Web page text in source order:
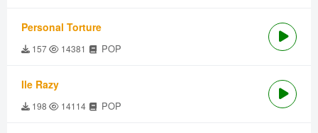
Personal Torture
157 14381 POP
Ile Razy
198 14114 POP